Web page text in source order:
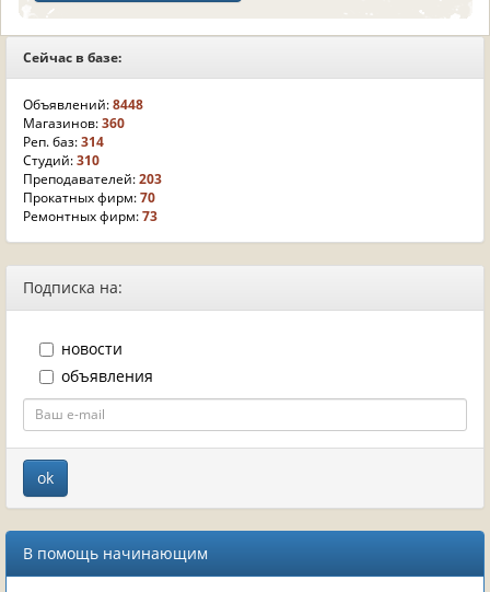
Сейчас в базе:
Объявлений:8448
Магазинов:360
Реп. баз:314
Студий:310
Преподавателей:203
Прокатных фирм:70
Ремонтных фирм:73
Подписка на:
новости
объявления
В помощь начинающим